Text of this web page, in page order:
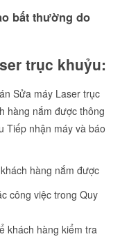
bất thường do
trục khuỷu:
Sửa máy Laser trục
hàng nắm được thông
Tiếp nhận máy và báo
hàng nắm được
công việc trong Quy
khách hàng kiểm tra